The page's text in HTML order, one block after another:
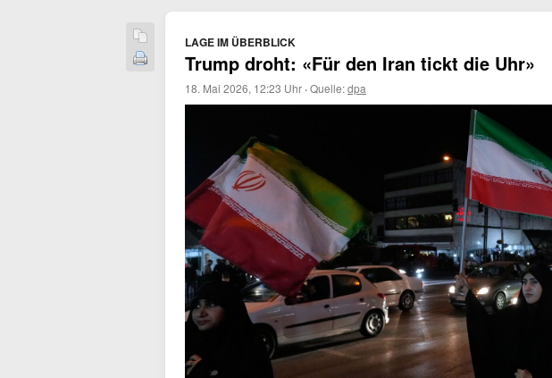
LAGE IM ÜBERBLICK
Trump droht: «Für den Iran tickt die Uhr»
18. Mai 2026, 12:23 Uhr ·Quelle:dpa